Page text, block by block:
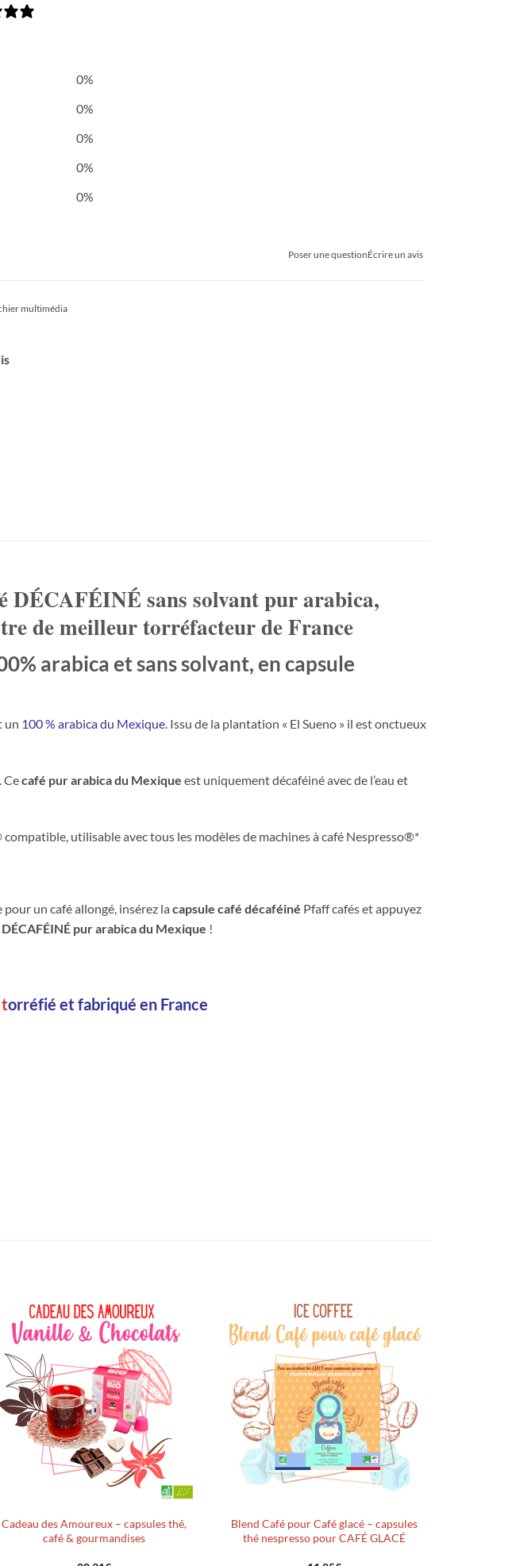
0%
0%
0%
0%
0%
Poser une questionÉcrire un avis
multimédia
DÉCAFÉINÉsans solvant pur arabica,
de meilleur torréfacteur de France
arabica et sans solvant, encapsule
un 100 % arabica du Mexique. Issu de la plantation « El Sueno » il est onctueux
Cecafé pur arabica du Mexique est uniquement décaféiné avec de l’eau et
utilisable avec tous les modèles de machines à café Nespresso®*
un café allongé, insérez la capsule café décaféiné Pfaff cafés et appuyez
pur arabica du Mexique !
torréfié et fabriqué en France
Ajouter
Cadeau des Amoureux – capsules thé,
café & gourmandises
Ajouter
à la liste
Blend Café pour Café glacé – capsules
thé nespresso pour CAFÉ GLACÉ